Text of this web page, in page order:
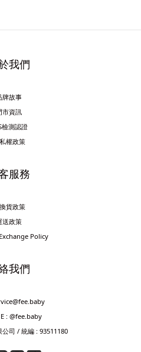
我們
牌故事
市資訊
檢測認證
權政策
服務
貨政策
送政策
Policy
我們
: @fee.baby
司 / 統編 : 93511180